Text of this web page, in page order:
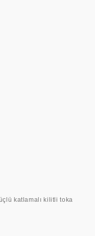
katlamalı kilitli toka